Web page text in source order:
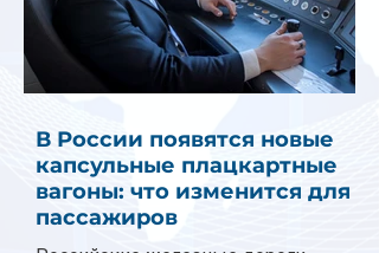
В России появятся новые
капсульные плацкартные
вагоны: что изменится для
пассажиров